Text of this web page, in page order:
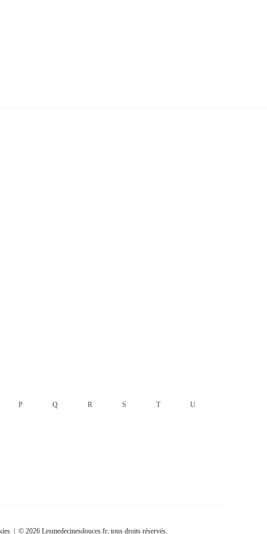
P Q R S T U
| © 2026 Lesmedecinesdouces.fr, tous droits réservés.